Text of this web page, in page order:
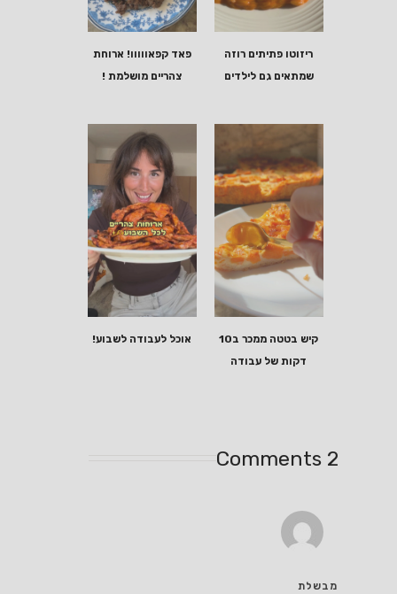
פאד קפאווווו! ארוחת
צהריים מושלמת !
ריזוטו פתיתים רוזה
שמתאים גם לילדים
אוכל לעבודה לשבוע!
קיש בטטה ממכר ב10
דקות של עבודה
2 Comments
מבשלת